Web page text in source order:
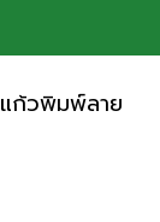
แก้วพิมพ์ลาย